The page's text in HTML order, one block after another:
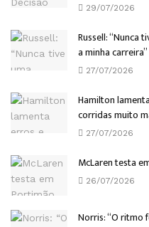
29/07/2026
Russell: “Nunca
a minha carreira”
27/07/2026
Hamilton
corridas muito
27/07/2026
McLaren testa
26/07/2026
Norris: “O ritmo